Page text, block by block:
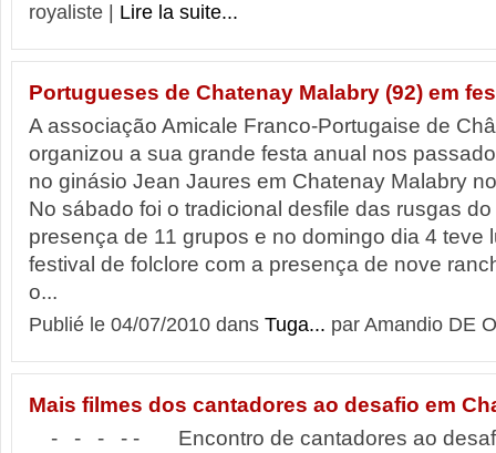
royaliste | Lire la suite...
Portugueses de Chatenay Malabry (92) em
A associação Amicale Franco-Portugaise de
organizou a sua grande festa anual nos
no ginásio Jean Jaures em Chatenay Malabry
No sábado foi o tradicional desfile das rusgas
presença de 11 grupos e no domingo dia 4 teve
festival de folclore com a presença de nove
o...
Publié le 04/07/2010 dans Tuga... par Amandio DE
Mais filmes dos cantadores ao desafio em
- - - - - Encontro de cantadores ao